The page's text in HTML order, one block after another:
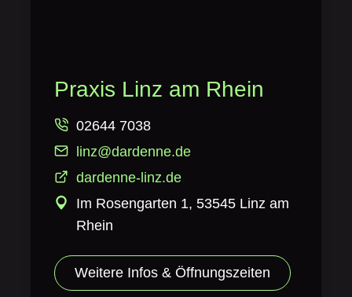
Praxis Linz am Rhein
02644 7038
linz@dardenne.de
dardenne-linz.de
Im Rosengarten 1, 53545 Linz am
Rhein
Weitere Infos & Öffnungszeiten